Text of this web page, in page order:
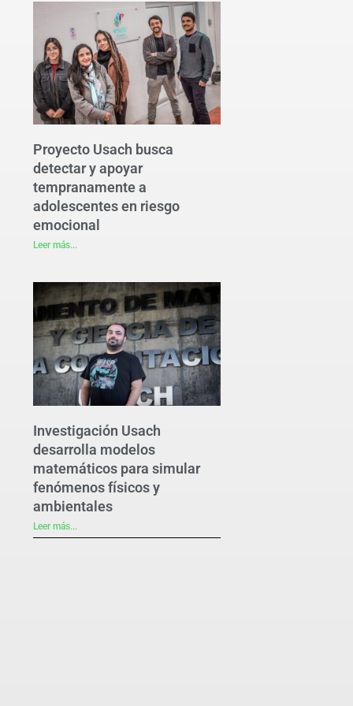
Proyecto Usach busca
detectar y apoyar
tempranamente a
adolescentes en riesgo
emocional
Leer más...
Investigación Usach
desarrolla modelos
matemáticos para simular
fenómenos físicos y
ambientales
Leer más...